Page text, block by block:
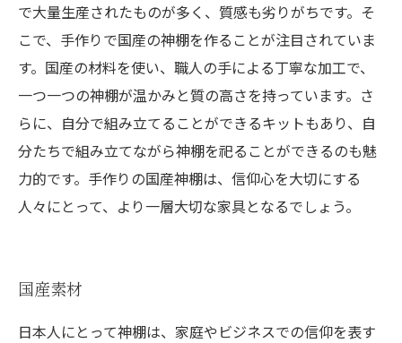
で大量生産されたものが多く、質感も劣りがちです。そ
こで、手作りで国産の神棚を作ることが注目されていま
す。国産の材料を使い、職人の手による丁寧な加工で、
一つ一つの神棚が温かみと質の高さを持っています。さ
らに、自分で組み立てることができるキットもあり、自
分たちで組み立てながら神棚を祀ることができるのも魅
力的です。手作りの国産神棚は、信仰心を大切にする
人々にとって、より一層大切な家具となるでしょう。
国産素材
日本人にとって神棚は、家庭やビジネスでの信仰を表す